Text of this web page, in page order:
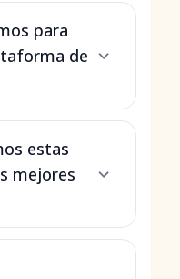
para
de
estas
mejores